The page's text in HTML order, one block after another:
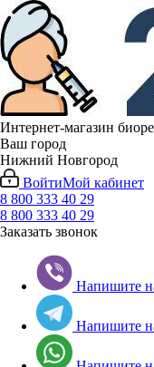
Интернет-магазин
Ваш город
Нижний Новгород
ВойтиМой кабинет
8 800 333 40 29
8 800 333 40 29
Заказать звонок
Напишите
Напишите